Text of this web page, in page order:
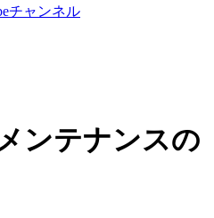
ンテナンスの